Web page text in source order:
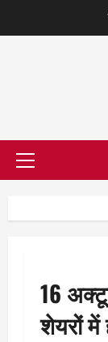
सामग्री
प्राथमिक
16
शेयरों में